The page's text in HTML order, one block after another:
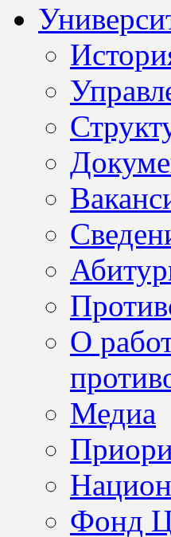
О
Медиа
Фонд